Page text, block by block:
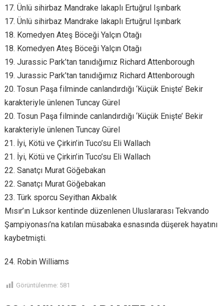
17. Ünlü sihirbaz Mandrake lakaplı Ertuğrul Işınbark
17. Ünlü sihirbaz Mandrake lakaplı Ertuğrul Işınbark
18. Komedyen Ateş Böceği Yalçın Otağı
18. Komedyen Ateş Böceği Yalçın Otağı
19. Jurassic Park’tan tanıdığımız Richard Attenborough
19. Jurassic Park’tan tanıdığımız Richard Attenborough
20. Tosun Paşa filminde canlandırdığı ‘Küçük Enişte’ Bekir
karakteriyle ünlenen Tuncay Gürel
20. Tosun Paşa filminde canlandırdığı ‘Küçük Enişte’ Bekir
karakteriyle ünlenen Tuncay Gürel
21. İyi, Kötü ve Çirkin’in Tuco’su Eli Wallach
21. İyi, Kötü ve Çirkin’in Tuco’su Eli Wallach
22. Sanatçı Murat Göğebakan
22. Sanatçı Murat Göğebakan
23. Türk sporcu Seyithan Akbalık
Mısır’ın Luksor kentinde düzenlenen Uluslararası Tekvando
Şampiyonası’na katılan müsabaka esnasında düşerek hayatını
kaybetmişti.
24. Robin Williams
Görüntülenme: 581